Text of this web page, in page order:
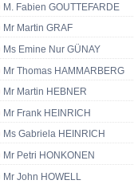
M. Fabien GOUTTEFARDE
Mr Martin GRAF
Ms Emine Nur GÜNAY
Mr Thomas HAMMARBERG
Mr Martin HEBNER
Mr Frank HEINRICH
Ms Gabriela HEINRICH
Mr Petri HONKONEN
Mr John HOWELL